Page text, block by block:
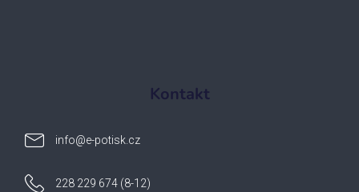
Kontakt
info@e-potisk.cz
228 229 674 (8-12)